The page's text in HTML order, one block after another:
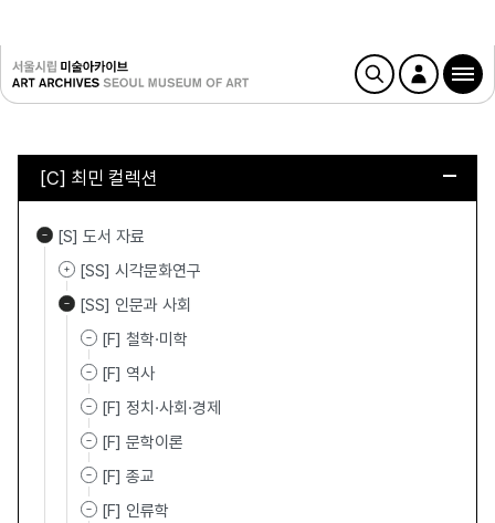
[C] 최민 컬렉션
[S] 도서 자료
[SS] 시각문화연구
[SS] 인문과 사회
[F] 철학·미학
[F] 역사
[F] 정치·사회·경제
[F] 문학이론
[F] 종교
[F] 인류학